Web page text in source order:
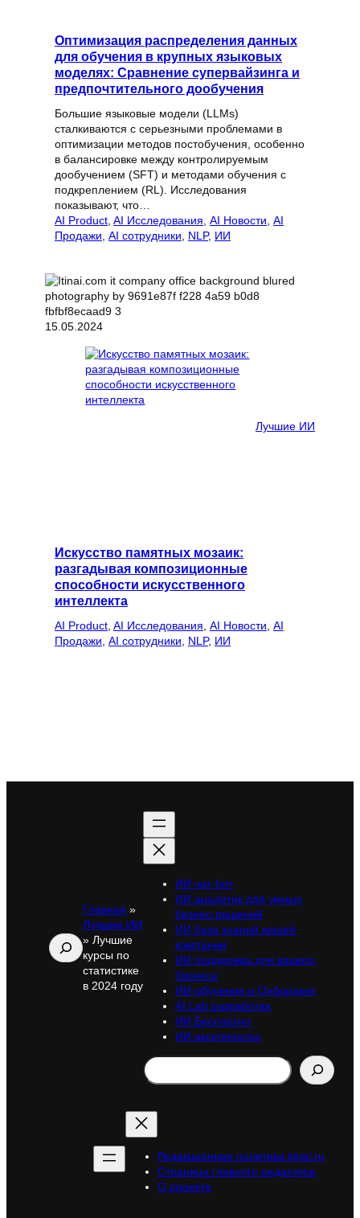
Оптимизация распределения данных
для обучения в крупных языковых
моделях: Сравнение супервайзинга и
предпочтительного дообучения
Большие языковые модели (LLMs)
сталкиваются с серьезными проблемами в
оптимизации методов постобучения, особенно
в балансировке между контролируемым
дообучением (SFT) и методами обучения с
подкреплением (RL). Исследования
показывают, что…
AI Product, AI Исследования, AI Новости, AI
Продажи, AI сотрудники, NLP, ИИ
15.05.2024
Лучшие ИИ
Искусство памятных мозаик:
разгадывая композиционные
способности искусственного
интеллекта
AI Product, AI Исследования, AI Новости, AI
Продажи, AI сотрудники, NLP, ИИ
Поиск
Главная »
Лучшие ИИ
» Лучшие
курсы по
статистике
в 2024 году
ИИ чат-бот
ИИ аналитик для умных
бизнес-решений
ИИ база знаний вашей
компании
ИИ поддержка для вашего
бизнеса
ИИ-обучение и Онбординг
AI Lab разработка
ИИ Бесплатно
ИИ акселератор
Search
Редакционная политика itinai.ru
Страница главного редактора
О проекте